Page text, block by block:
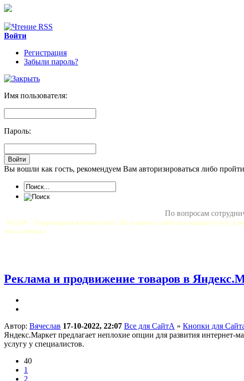
Войти
Регистрация
Забыли пароль?
Имя пользователя:
Пароль:
Вы вошли как гость, рекомендуем Вам авторизироваться либо
По вопросам
MixliP - Территория вебмастера! На нашем сайте вы найдете все
пожалеешь!
Реклама и продвижение товаров в
Автор: Вячеслав 17-10-2022, 22:07 Все для СайтА » Кнопки для
Яндекс.Маркет предлагает неплохие опции для развития интернет-
услугу у специалистов.
40
1
2